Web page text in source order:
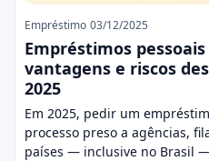
Empréstimo 03/12/2025
Empréstimos
vantagens e riscos
2025
Em 2025, pedir um
processo preso a agências,
países — inclusive no Brasil